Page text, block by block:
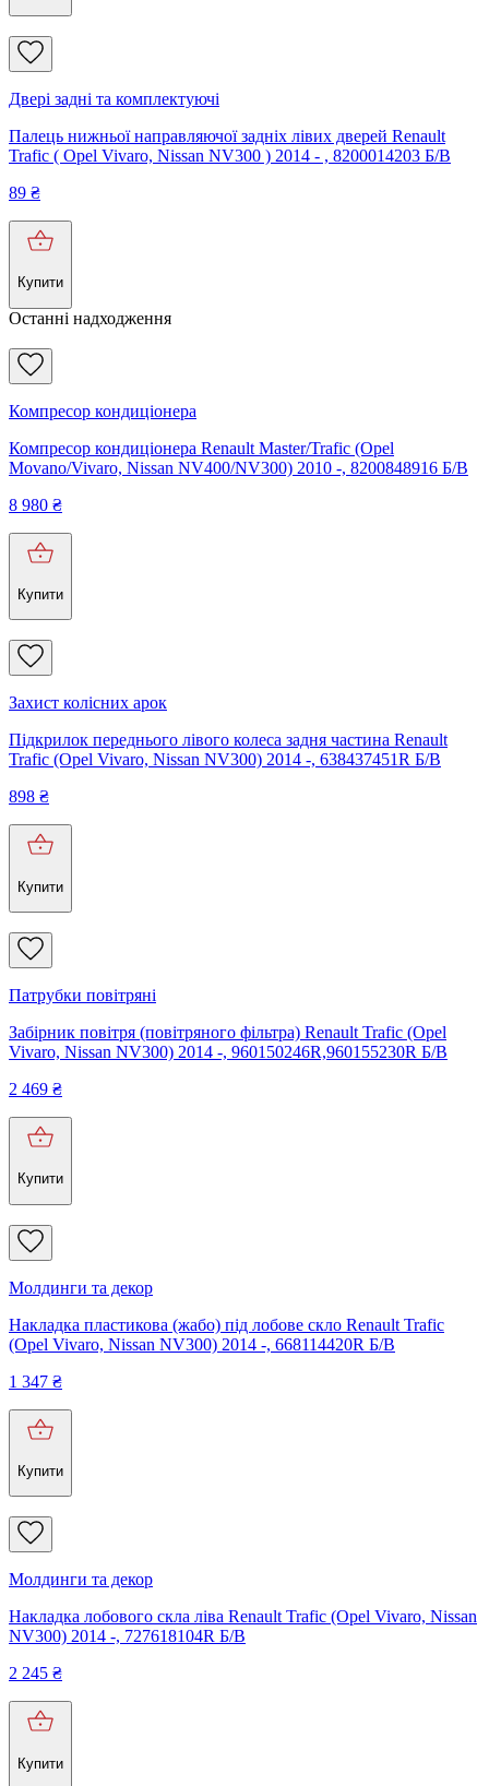
Двері задні та комплектуючі
Палець нижньої направляючої задніх лівих дверей Renault
Trafic ( Opel Vivaro, Nissan NV300 ) 2014 - , 8200014203 Б/В
89 ₴
Купити
Останні надходження
Компресор кондиціонера
Компресор кондиціонера Renault Master/Trafic (Opel
Movano/Vivaro, Nissan NV400/NV300) 2010 -, 8200848916 Б/В
8 980 ₴
Купити
Захист колісних арок
Підкрилок переднього лівого колеса задня частина Renault
Trafic (Opel Vivaro, Nissan NV300) 2014 -, 638437451R Б/В
898 ₴
Купити
Патрубки повітряні
Забірник повітря (повітряного фільтра) Renault Trafic (Opel
Vivaro, Nissan NV300) 2014 -, 960150246R,960155230R Б/В
2 469 ₴
Купити
Молдинги та декор
Накладка пластикова (жабо) під лобове скло Renault Trafic
(Opel Vivaro, Nissan NV300) 2014 -, 668114420R Б/В
1 347 ₴
Купити
Молдинги та декор
Накладка лобового скла ліва Renault Trafic (Opel Vivaro, Nissan
NV300) 2014 -, 727618104R Б/В
2 245 ₴
Купити